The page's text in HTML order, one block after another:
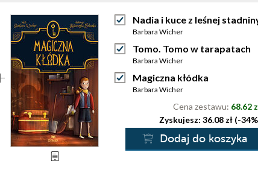
Nadia i kuce z leśnej
Barbara Wicher
Tomo. Tomo w tarapatach
Barbara Wicher
Magiczna kłódka
Barbara Wicher
Cena zestawu: 68.62
Zyskujesz: 36.08 zł (-
Dodaj do koszyka